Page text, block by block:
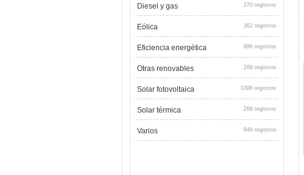
Diesel y gas 270 registros
Eólica 362 registros
Eficiencia energética 886 registros
Otras renovables 289 registros
Solar fotovoltaica 1096 registros
Solar térmica 268 registros
Varios 948 registros